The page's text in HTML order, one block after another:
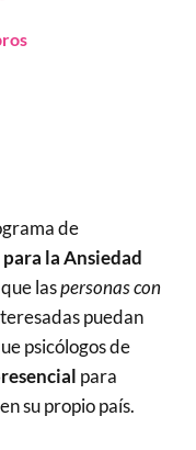
de
la Ansiedad
laspersonas con
puedan
psicólogos de
para
en su propio país.